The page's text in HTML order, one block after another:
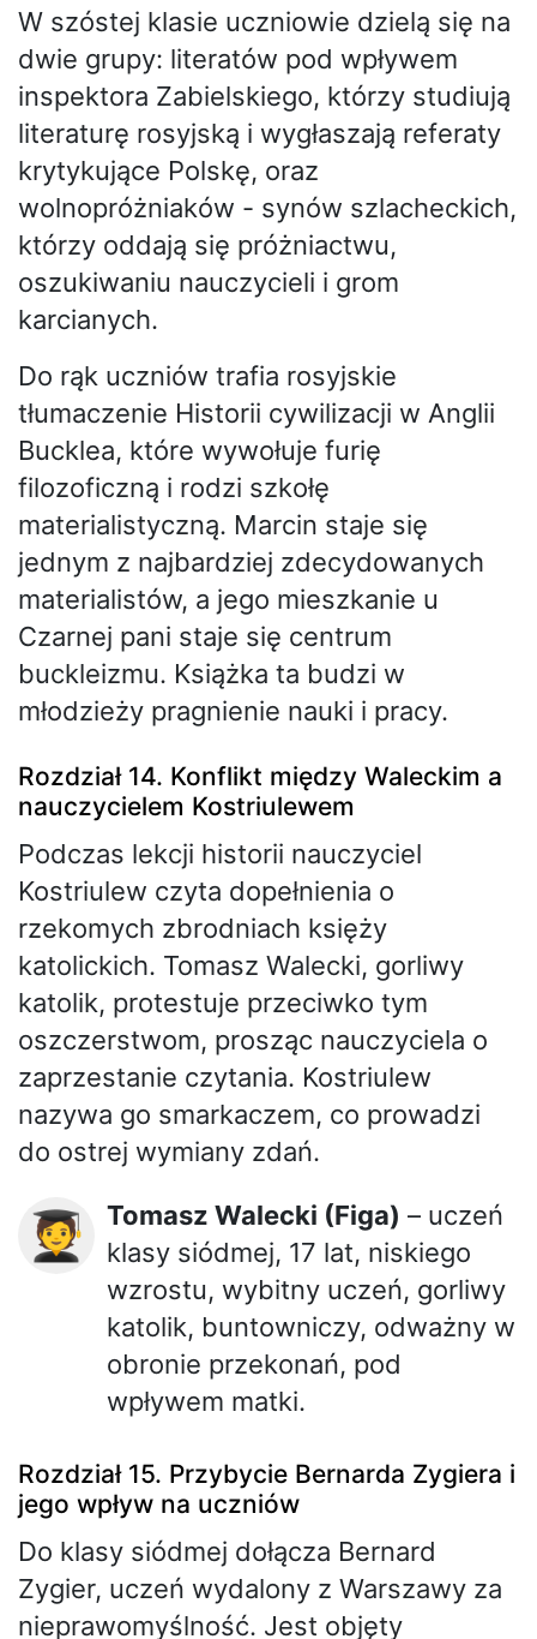
W szóstej klasie uczniowie dzielą się na
dwie grupy: literatów pod wpływem
inspektora Zabielskiego, którzy studiują
literaturę rosyjską i wygłaszają referaty
krytykujące Polskę, oraz
wolnopróżniaków - synów szlacheckich,
którzy oddają się próżniactwu,
oszukiwaniu nauczycieli i grom
karcianych.
Do rąk uczniów trafia rosyjskie
tłumaczenie Historii cywilizacji w Anglii
Bucklea, które wywołuje furię
filozoficzną i rodzi szkołę
materialistyczną. Marcin staje się
jednym z najbardziej zdecydowanych
materialistów, a jego mieszkanie u
Czarnej pani staje się centrum
buckleizmu. Książka ta budzi w
młodzieży pragnienie nauki i pracy.
Rozdział 14. Konflikt między Waleckim a
nauczycielem Kostriulewem
Podczas lekcji historii nauczyciel
Kostriulew czyta dopełnienia o
rzekomych zbrodniach księży
katolickich. Tomasz Walecki, gorliwy
katolik, protestuje przeciwko tym
oszczerstwom, prosząc nauczyciela o
zaprzestanie czytania. Kostriulew
nazywa go smarkaczem, co prowadzi
do ostrej wymiany zdań.
🧑‍🎓 Tomasz Walecki (Figa) – uczeń
klasy siódmej, 17 lat, niskiego
wzrostu, wybitny uczeń, gorliwy
katolik, buntowniczy, odważny w
obronie przekonań, pod
wpływem matki.
Rozdział 15. Przybycie Bernarda Zygiera i
jego wpływ na uczniów
Do klasy siódmej dołącza Bernard
Zygier, uczeń wydalony z Warszawy za
nieprawomyślność. Jest objęty